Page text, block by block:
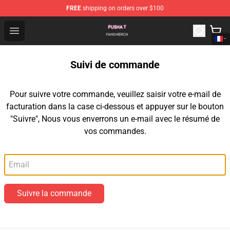
FREE shipping on orders over $100
Open menu
Pusha T Shop - Official Pusha T Merchandise Store
Suivi de commande
Pour suivre votre commande, veuillez saisir votre e-mail de
facturation dans la case ci-dessous et appuyer sur le bouton
"Suivre", Nous vous enverrons un e-mail avec le résumé de
vos commandes.
Suivre la commande